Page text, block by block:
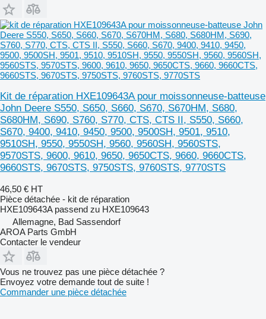
Kit de réparation HXE109643A pour moissonneuse-batteuse
John Deere S550, S650, S660, S670, S670HM, S680,
S680HM, S690, S760, S770, CTS, CTS II, S550, S660,
S670, 9400, 9410, 9450, 9500, 9500SH, 9501, 9510,
9510SH, 9550, 9550SH, 9560, 9560SH, 9560STS,
9570STS, 9600, 9610, 9650, 9650CTS, 9660, 9660CTS,
9660STS, 9670STS, 9750STS, 9760STS, 9770STS
46,50 € HT
Pièce détachée - kit de réparation
HXE109643A passend zu HXE109643
Allemagne, Bad Sassendorf
AROA Parts GmbH
Contacter le vendeur
Vous ne trouvez pas une pièce détachée ?
Envoyez votre demande tout de suite !
Commander une pièce détachée